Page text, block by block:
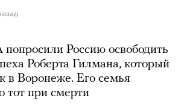
Россию освободить
Роберта Гилмана, который
в Воронеже. Его семья
тот при смерти